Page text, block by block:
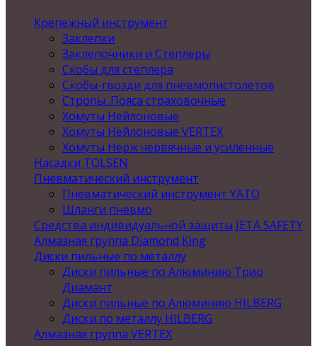
Крепежный инструмент
Заклепки
Заклепочники и Степлеры
Скобы для степлера
Скобы-гвозди для пневмопистолетов
Стропы .Пояса страховочные
Хомуты Нейлоновые
Хомуты Нейлоновые VERTEX
Хомуты Нерж червячные и усиленные
Насадки TOLSEN
Пневматический инструмент
Пневматический инструмент YATO
Шланги пневмо
Средства индивидуальной защиты JETA SAFETY
Алмазная группа Diamond King
Диски пильные по металлу
Диски пильные по Алюминию Трио
Диамант
Диски пильные по Алюминию HILBERG
Диски по металлу HILBERG
Алмазная группа VERTEX